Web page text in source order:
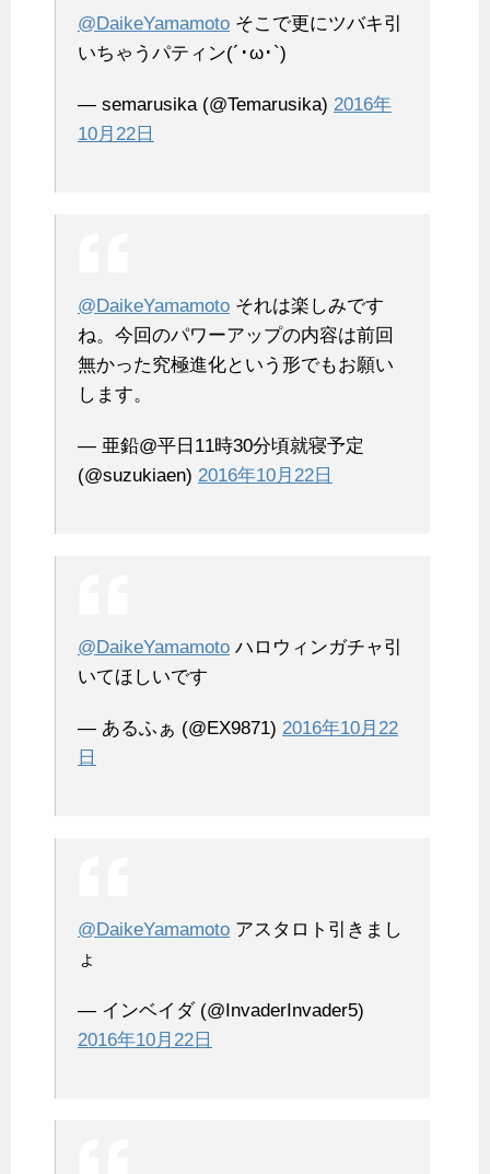
@DaikeYamamoto そこで更にツバキ引
いちゃうパティン(´･ω･`)
— semarusika (@Temarusika) 2016年
10月22日
@DaikeYamamoto それは楽しみです
ね。今回のパワーアップの内容は前回
無かった究極進化という形でもお願い
します。
— 亜鉛@平日11時30分頃就寝予定
(@suzukiaen) 2016年10月22日
@DaikeYamamoto ハロウィンガチャ引
いてほしいです
— あるふぁ (@EX9871) 2016年10月22
日
@DaikeYamamoto アスタロト引きまし
ょ
— インベイダ (@InvaderInvader5)
2016年10月22日